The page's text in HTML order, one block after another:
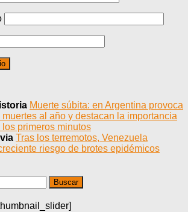
Muerte súbita: en Argentina provoca
al año y destacan la importancia
primeros minutos
Tras los terremotos, Venezuela
riesgo de brotes epidémicos